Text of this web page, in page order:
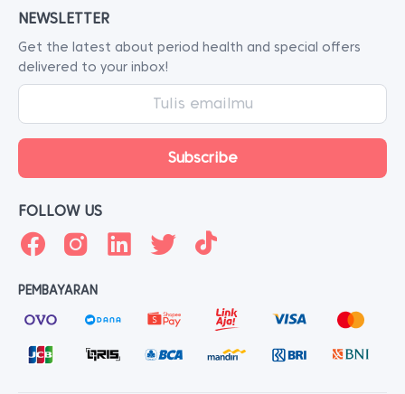
NEWSLETTER
Get the latest about period health and special offers
delivered to your inbox!
FOLLOW US
PEMBAYARAN